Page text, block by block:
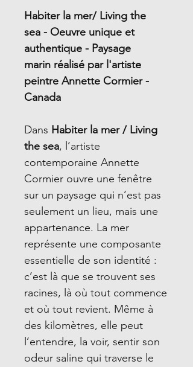
Habiter la mer/ Living the
sea - Oeuvre unique et
authentique - Paysage
marin réalisé par l'artiste
peintre Annette Cormier -
Canada
Dans Habiter la mer / Living
the sea, l’artiste
contemporaine Annette
Cormier ouvre une fenêtre
sur un paysage qui n’est pas
seulement un lieu, mais une
appartenance. La mer
représente une composante
essentielle de son identité :
c’est là que se trouvent ses
racines, là où tout commence
et où tout revient. Même à
des kilomètres, elle peut
l’entendre, la voir, sentir son
odeur saline qui traverse le